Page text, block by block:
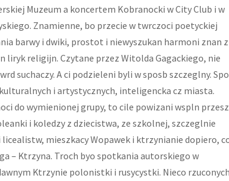
Muzeum a koncertem Kobranocki w City Club i w
Znamienne, bo przecie w twrczoci poetyckiej
barwy i dwiki, prostot i niewyszukan harmoni znan z
liryk religijn. Czytane przez Witolda Gagackiego, nie
suchaczy. A ci podzieleni byli w sposb szczeglny.
i artystycznych, inteligencka cz miasta.
do wymienionej grupy, to cile powizani wspln
i koledzy z dziecistwa, ze szkolnej, szczeglnie
mieszkacy Wopawek i ktrzynianie dopiero,
– Ktrzyna. Troch byo spotkania autorskiego w
Ktrzynie polonistki i rusycystki. Nieco rzuconych